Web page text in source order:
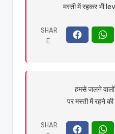
मस्ती में रहकर भी
हमसे जलने वालों
पर मस्ती में रहने